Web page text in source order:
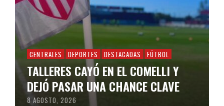
CENTRALES DEPORTES DESTACADAS FÚTBOL
TALLERES CAYÓ EN EL COMELLI Y
DEJÓ PASAR UNA CHANCE CLAVE
8 AGOSTO, 2026